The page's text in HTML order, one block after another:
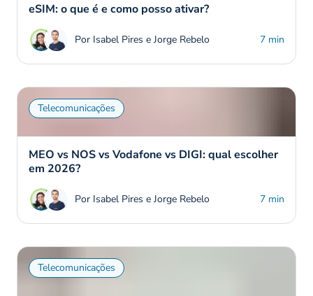
eSIM: o que é e como posso ativar?
Por Isabel Pires e Jorge Rebelo 7 min
Telecomunicações
MEO vs NOS vs Vodafone vs DIGI: qual escolher
em 2026?
Por Isabel Pires e Jorge Rebelo 7 min
Telecomunicações